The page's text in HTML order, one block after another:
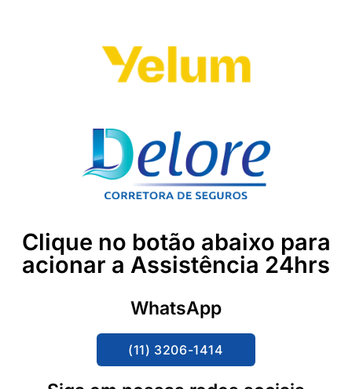
Clique no botão abaixo para
acionar a Assistência 24hrs
WhatsApp
(11) 3206-1414